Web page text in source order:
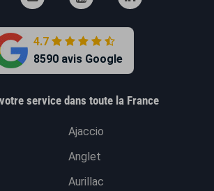
4.7
8590 avis Google
service dans toute la France
Ajaccio
Anglet
Aurillac